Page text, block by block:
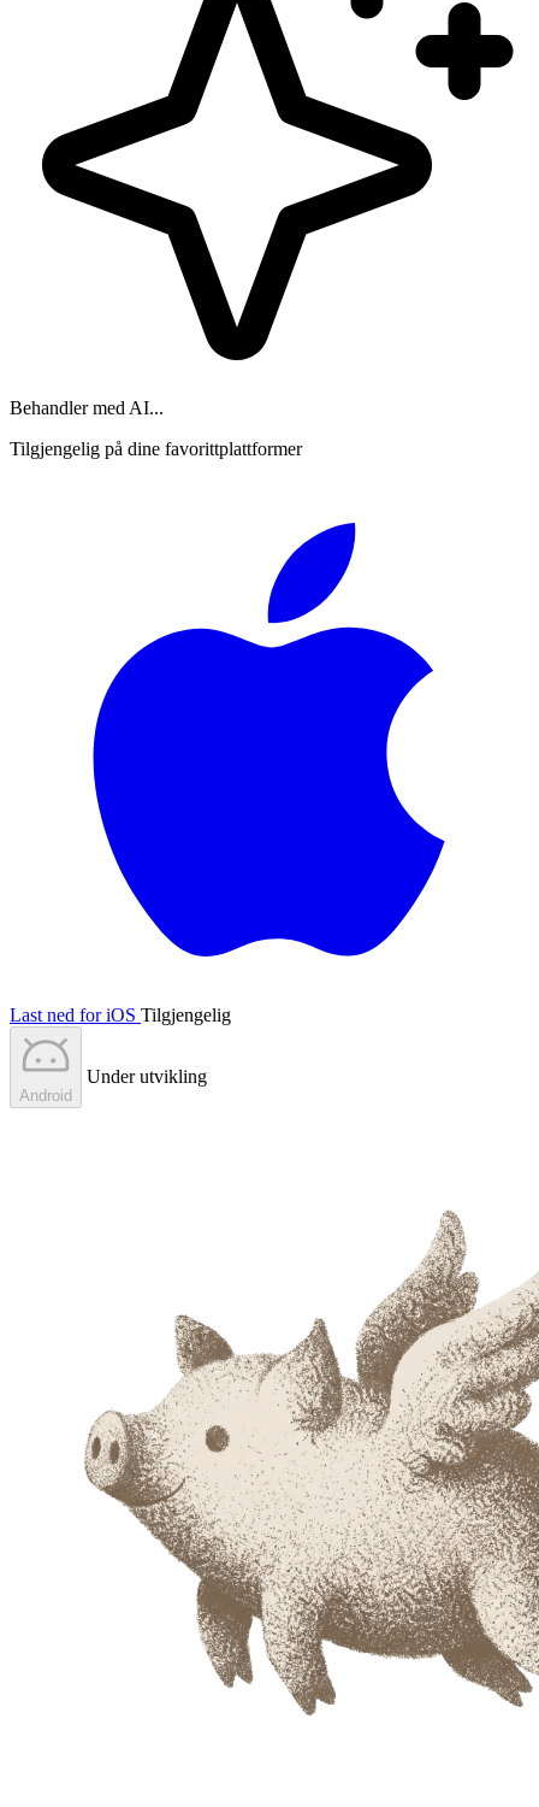
Behandler med AI...
Tilgjengelig på dine favorittplattformer
Last ned for iOS Tilgjengelig
Android
Under utvikling